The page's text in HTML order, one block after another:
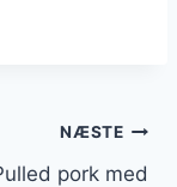
NÆSTE
pork med